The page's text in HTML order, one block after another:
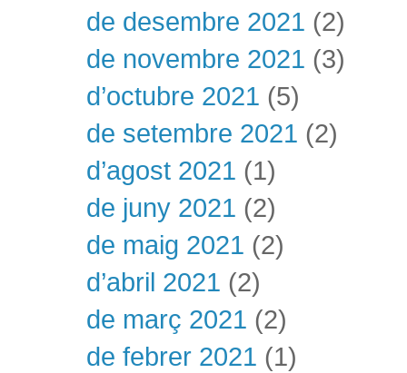
de desembre 2021 (2)
de novembre 2021 (3)
d’octubre 2021 (5)
de setembre 2021 (2)
d’agost 2021 (1)
de juny 2021 (2)
de maig 2021 (2)
d’abril 2021 (2)
de març 2021 (2)
de febrer 2021 (1)